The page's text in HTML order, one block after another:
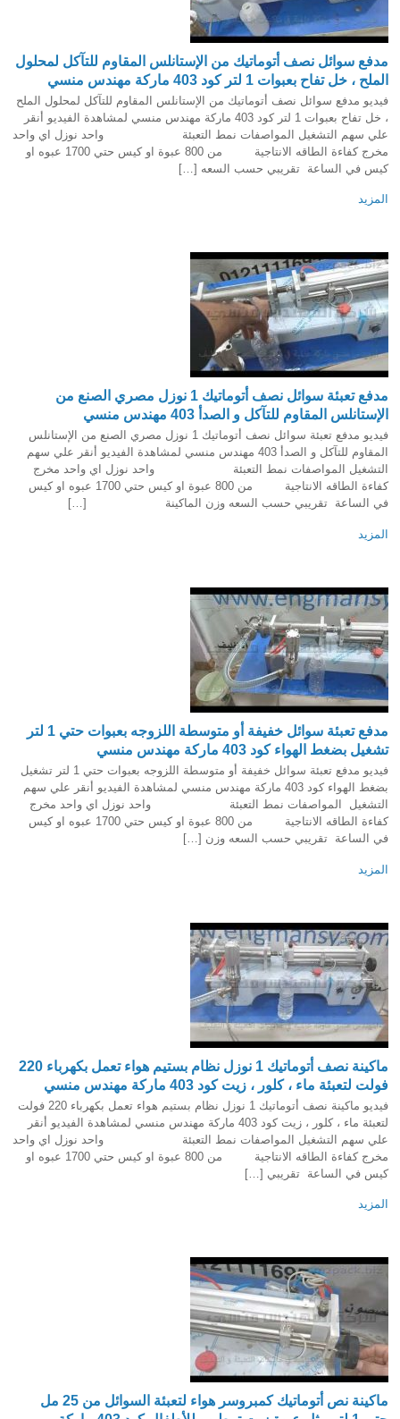
مدفع سوائل نصف أتوماتيك من الإستانلس المقاوم للتآكل لمحلول
الملح ، خل تفاح بعبوات 1 لتر كود 403 ماركة مهندس منسي
فيديو مدفع سوائل نصف أتوماتيك من الإستانلس المقاوم للتآكل لمحلول الملح
، خل تفاح بعبوات 1 لتر كود 403 ماركة مهندس منسي لمشاهدة الفيديو أنقر
علي سهم التشغيل المواصفات نمط التعبئة واحد نوزل اي واحد
مخرج كفاءة الطاقه الانتاجية من 800 عبوة او كيس حتي 1700 عبوه او
كيس في الساعة تقريبي حسب السعه […]
المزيد
مدفع تعبئة سوائل نصف أتوماتيك 1 نوزل مصري الصنع من
الإستانلس المقاوم للتآكل و الصدأ 403 مهندس منسي
فيديو مدفع تعبئة سوائل نصف أتوماتيك 1 نوزل مصري الصنع من الإستانلس
المقاوم للتآكل و الصدأ 403 مهندس منسي لمشاهدة الفيديو أنقر علي سهم
التشغيل المواصفات نمط التعبئة واحد نوزل اي واحد مخرج
كفاءة الطاقه الانتاجية من 800 عبوة او كيس حتي 1700 عبوه او كيس
في الساعة تقريبي حسب السعه وزن الماكينة […]
المزيد
مدفع تعبئة سوائل خفيفة أو متوسطة اللزوجه بعبوات حتي 1 لتر
تشغيل بضغط الهواء كود 403 ماركة مهندس منسي
فيديو مدفع تعبئة سوائل خفيفة أو متوسطة اللزوجه بعبوات حتي 1 لتر تشغيل
بضغط الهواء كود 403 ماركة مهندس منسي لمشاهدة الفيديو أنقر علي سهم
التشغيل المواصفات نمط التعبئة واحد نوزل اي واحد مخرج
كفاءة الطاقه الانتاجية من 800 عبوة او كيس حتي 1700 عبوه او كيس
في الساعة تقريبي حسب السعه وزن […]
المزيد
ماكينة نصف أتوماتيك 1 نوزل نظام بستيم هواء تعمل بكهرباء 220
فولت لتعبئة ماء ، كلور ، زيت كود 403 ماركة مهندس منسي
فيديو ماكينة نصف أتوماتيك 1 نوزل نظام بستيم هواء تعمل بكهرباء 220 فولت
لتعبئة ماء ، كلور ، زيت كود 403 ماركة مهندس منسي لمشاهدة الفيديو أنقر
علي سهم التشغيل المواصفات نمط التعبئة واحد نوزل اي واحد
مخرج كفاءة الطاقه الانتاجية من 800 عبوة او كيس حتي 1700 عبوه او
كيس في الساعة تقريبي […]
المزيد
ماكينة نص أتوماتيك كمبروسر هواء لتعبئة السوائل من 25 مل